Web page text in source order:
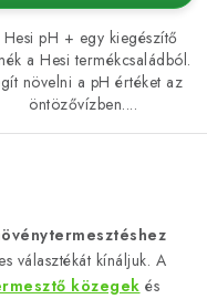
Hesi pH + egy kiegészítő
a Hesi termékcsaládból.
növelni a pH értéket az
öntözővízben....
választékát kínáljuk. A
közegek és